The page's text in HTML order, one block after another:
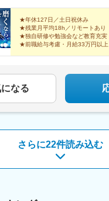
ン
アファースト」を大切にし、将来
まで丁寧にヒアリング。経験・得
え、数年後の成長につながる案件
的なアサインはなく、想いを形
：会社の定める業務
を決定★一人ひとりの希望・専
し、エンジニアファーストで案
断により在宅勤務なども実施中※
場所あり
新静岡駅、本町駅、山陽姫路駅、
)、新御茶ノ水駅、渋谷駅、近鉄
)
★年休127日／土日祝休み
★残業月平均18h／リモートあり
★独自研修や勉強会など教育充実
★前職給与考慮・月給33万円以
なる
さらに22件読み込む